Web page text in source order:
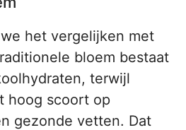
het vergelijken met
bloem bestaat
terwijl
hoog scoort op
gezonde vetten. Dat